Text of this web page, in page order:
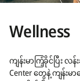
Wellness
ကျန်းမာကြံ့ခိုင်ပြီး
Center တွေနဲ့ ကျန်